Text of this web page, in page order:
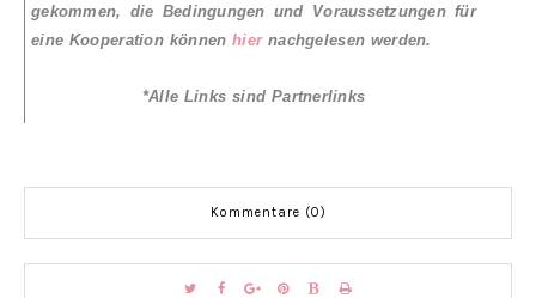
gekommen, die Bedingungen und Voraussetzungen für
eine Kooperation könnenhiernachgelesen werden.
*Alle Links sind Partnerlinks
Kommentare (0)